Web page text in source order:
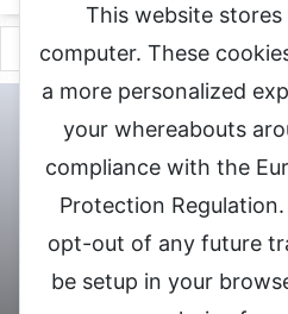
チャットレディ登録申込 DXLIVE
会・解約・移籍の申請
式サイト
DXLIVEのチャットレ
This website
computer. These
a more personalized
your whereabouts
compliance with the
Protection
opt-out of any future
be setup in your